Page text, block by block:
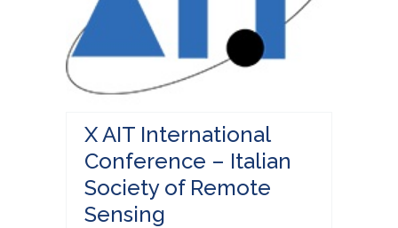
X AIT International
Conference – Italian
Society of Remote
Sensing